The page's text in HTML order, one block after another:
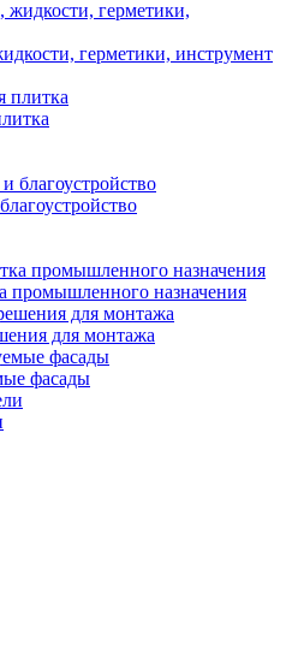
герметики, инструмент
промышленного назначения
для монтажа
фасады